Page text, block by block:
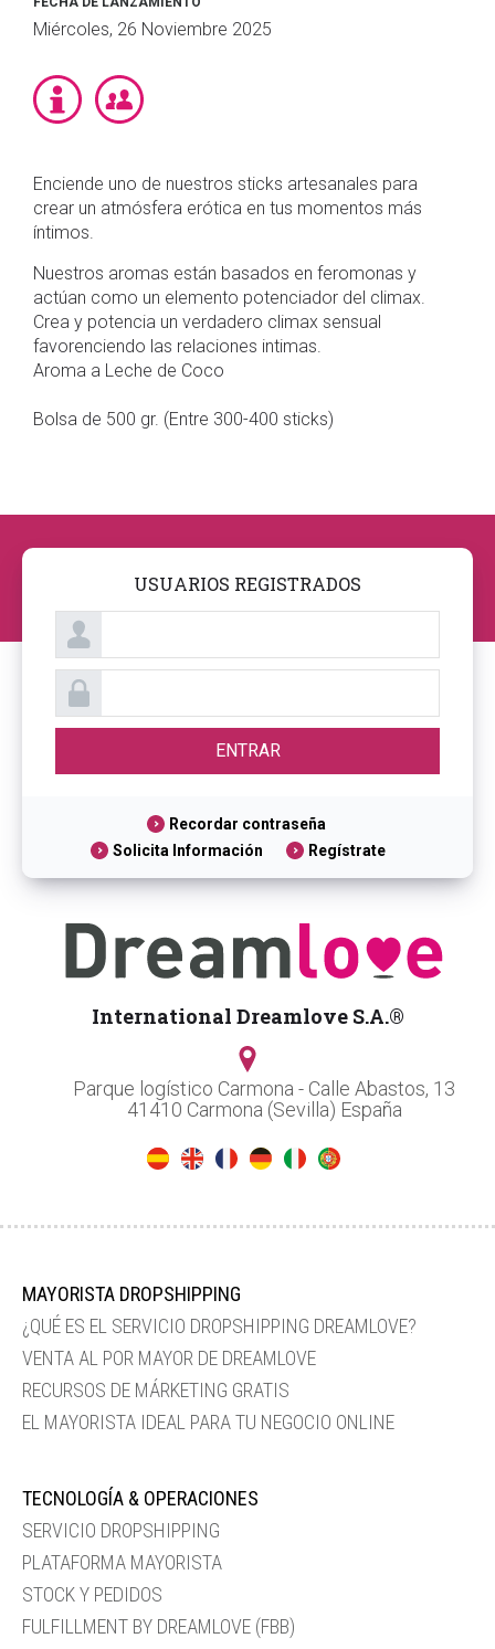
Miércoles, 26 Noviembre 2025
Enciende uno de nuestros sticks artesanales para
crear un atmósfera erótica en tus momentos más
íntimos.
Nuestros aromas están basados en feromonas y
actúan como un elemento potenciador del climax.
Crea y potencia un verdadero climax sensual
favorenciendo las relaciones intimas.
Aroma a Leche de Coco
Bolsa de 500 gr. (Entre 300-400 sticks)
USUARIOS REGISTRADOS
Recordar contraseña
Solicita Información
Regístrate
International Dreamlove S.A.®
Parque logístico Carmona - Calle Abastos, 13
41410 Carmona (Sevilla) España
MAYORISTA DROPSHIPPING
¿QUÉ ES EL SERVICIO DROPSHIPPING DREAMLOVE?
VENTA AL POR MAYOR DE DREAMLOVE
RECURSOS DE MÁRKETING GRATIS
EL MAYORISTA IDEAL PARA TU NEGOCIO ONLINE
TECNOLOGÍA & OPERACIONES
SERVICIO DROPSHIPPING
PLATAFORMA MAYORISTA
STOCK Y PEDIDOS
FULFILLMENT BY DREAMLOVE (FBB)